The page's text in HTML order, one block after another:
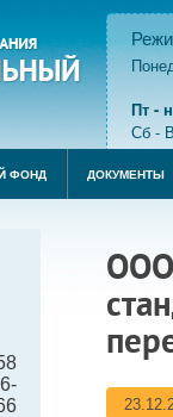
Пт -
Сб -
ФОНД ДОКУМЕНТЫ